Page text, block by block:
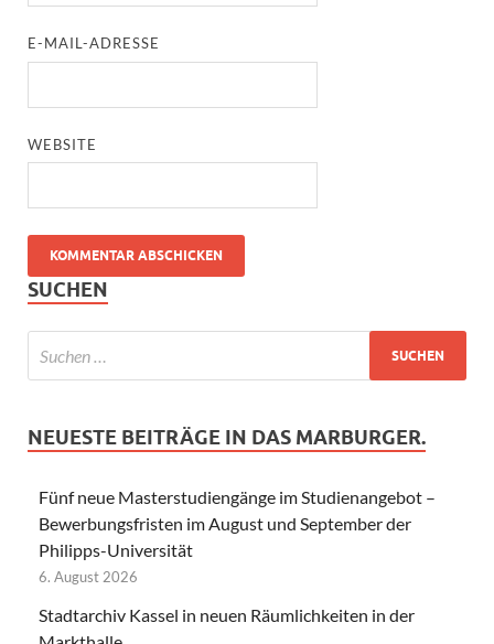
E-MAIL-ADRESSE
WEBSITE
SUCHEN
NEUESTE BEITRÄGE IN DAS MARBURGER.
Fünf neue Masterstudiengänge im Studienangebot –
Bewerbungsfristen im August und September der
Philipps-Universität
6. August 2026
Stadtarchiv Kassel in neuen Räumlichkeiten in der